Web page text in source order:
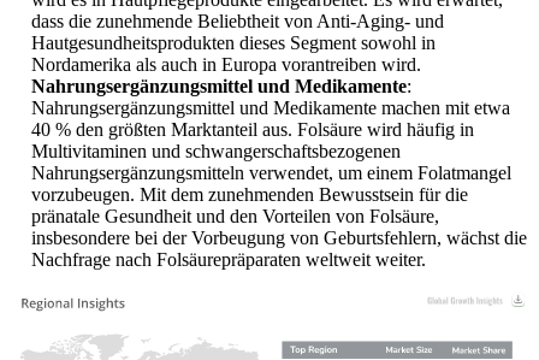
dass die zunehmende Beliebtheit von Anti-Aging- und
Hautgesundheitsprodukten dieses Segment sowohl in
Nordamerika als auch in Europa vorantreiben wird.
Nahrungsergänzungsmittel und Medikamente:
Nahrungsergänzungsmittel und Medikamente machen mit etwa
40 % den größten Marktanteil aus. Folsäure wird häufig in
Multivitaminen und schwangerschaftsbezogenen
Nahrungsergänzungsmitteln verwendet, um einem Folatmangel
vorzubeugen. Mit dem zunehmenden Bewusstsein für die
pränatale Gesundheit und den Vorteilen von Folsäure,
insbesondere bei der Vorbeugung von Geburtsfehlern, wächst die
Nachfrage nach Folsäurepräparaten weltweit weiter.